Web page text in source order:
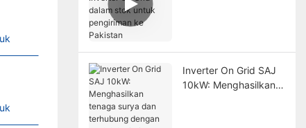
Inverter On Grid SAJ
10kW: Menghasilkan